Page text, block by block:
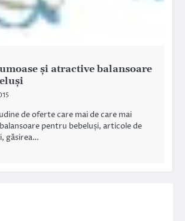
și atractive balansoare
de oferte care mai de care mai
pentru bebeluși, articole de
găsirea…